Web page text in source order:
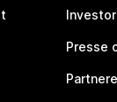
Presse
Partnere